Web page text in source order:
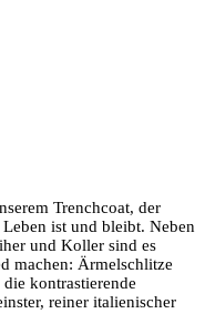
Trenchcoat, der
ist und bleibt. Neben
und Koller sind es
machen: Ärmelschlitze
kontrastierende
reiner italienischer